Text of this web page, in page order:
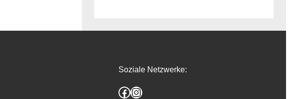
Soziale Netzwerke:
Facebook Instagram